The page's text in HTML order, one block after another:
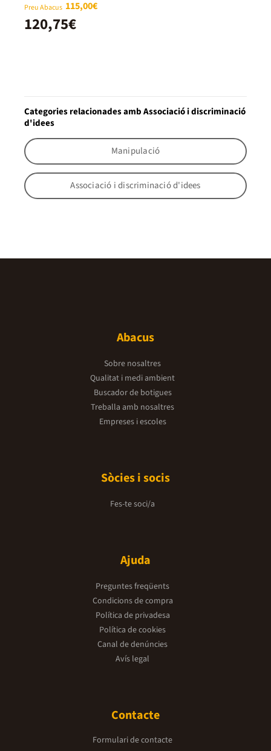
Preu Abacus 115,00€
120,75€
Categories relacionades amb Associació i discriminació
d'idees
Manipulació
Associació i discriminació d'idees
Abacus
Sobre nosaltres
Qualitat i medi ambient
Buscador de botigues
Treballa amb nosaltres
Empreses i escoles
Sòcies i socis
Fes-te soci/a
Ajuda
Preguntes freqüents
Condicions de compra
Política de privadesa
Política de cookies
Canal de denúncies
Avís legal
Contacte
Formulari de contacte